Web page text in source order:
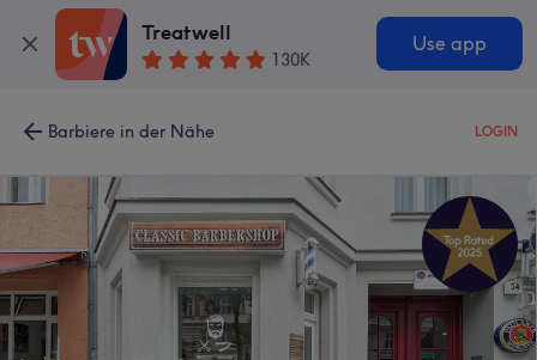
Treatwell
130K
Use app
Barbiere in der Nähe LOGIN